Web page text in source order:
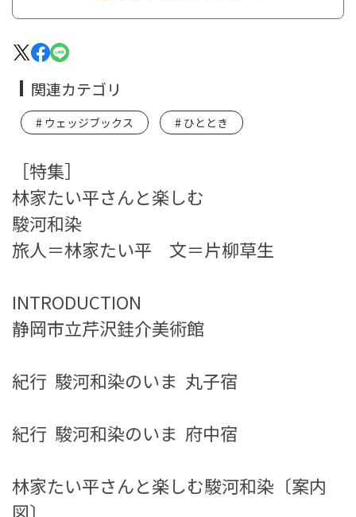
［特集］
林家たい平さんと楽しむ
駿河和染
旅人＝林家たい平 文＝片柳草生
INTRODUCTION
静岡市立芹沢銈介美術館
紀行 駿河和染のいま 丸子宿
紀行 駿河和染のいま 府中宿
林家たい平さんと楽しむ駿河和染〔案内
図〕
関連カテゴリ
ウェッジブックス ひととき